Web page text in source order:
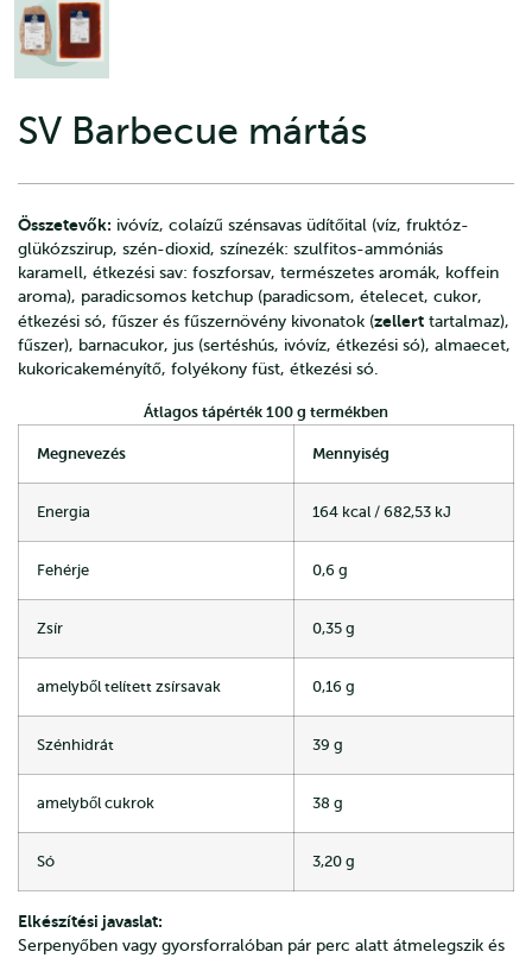
SV Barbecue mártás
Összetevők: ivóvíz, colaízű szénsavas üdítőital (víz, fruktóz-
glükózszirup, szén-dioxid, színezék: szulfitos-ammóniás
karamell, étkezési sav: foszforsav, természetes aromák, koffein
aroma), paradicsomos ketchup (paradicsom, ételecet, cukor,
étkezési só, fűszer és fűszernövény kivonatok (zellert tartalmaz),
fűszer), barnacukor, jus (sertéshús, ivóvíz, étkezési só), almaecet,
kukoricakeményítő, folyékony füst, étkezési só.
Átlagos tápérték 100 g termékben
Megnevezés Mennyiség
Energia 164 kcal / 682,53 kJ
Fehérje 0,6 g
Zsír 0,35 g
amelyből telített zsírsavak 0,16 g
Szénhidrát 39 g
amelyből cukrok 38 g
Só 3,20 g
Elkészítési javaslat:
Serpenyőben vagy gyorsforralóban pár perc alatt átmelegszik és